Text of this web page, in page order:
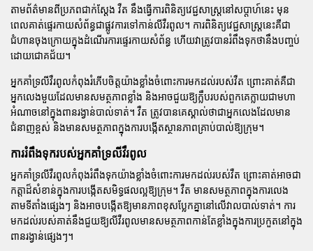
តាមព័ត៌មានពីប្រភពជាក់ស្តែង វឺត នឹងធ្វើការពិនិត្យវេជ្ជសាស្ត្រនៅសប្តាហ៍នេះ មុន
ពេលគាត់ផ្ទេរកាយសំព័ន្ធជាផ្លូវការទៅកាន់លីវឺរពូល។ ការពិនិត្យវេជ្ជសាស្ត្រនេះគឺជា
ជំហានចុងក្រោយក្នុងដំណើរការផ្ទេរកាយសំព័ន្ធ ហើយវាត្រូវបានរំពឹងទុកថានឹងបញ្ចប់
ដោយជោគជ័យ។
អ្នកគាំទ្រលីវឺរពូលកំពុងរំភើបចិត្តយ៉ាងខ្លាំងចំពោះការមកដល់របស់វឺត ព្រោះគាត់គឺជា
អ្នកលេងមួយដែលមានសមត្ថភាពខ្លាំង និងអាចជួយឱ្យក្លឹបរបស់ពួកគេក្លាយជាមហា
អំណាចនៅក្នុងពានរង្វាន់បាល់ទាត់។ វឺត ត្រូវបានគេស្គាល់ថាជាអ្នកលេងដែលមាន
ជំនាញខ្ពស់ និងមានសមត្ថភាពក្នុងការបង្កើតស្ថានភាពគ្រាប់បាល់ឱ្យក្រុម។
ការរំពឹងទុករបស់អ្នកគាំទ្រលីវឺរពូល
អ្នកគាំទ្រលីវឺរពូលកំពុងរំពឹងទុកយ៉ាងខ្លាំងចំពោះការមកដល់របស់វឺត ព្រោះគាត់អាចជា
កត្តាដ៏សំខាន់ក្នុងការបង្កើតសមិទ្ធផលល្អឱ្យក្រុម។ វឺត មានសមត្ថភាពក្នុងការលេង
តាមទីតាំងផ្សេងៗ និងអាចបង្កើតឱ្យមានភាពខុសប្លែកគ្នានៅលើវាលបាល់ទាត់។ ការ
មកដល់របស់គាត់នឹងជួយឱ្យលីវឺរពូលមានសមត្ថភាពកាន់តែខ្លាំងក្នុងការប្រកួតនៅក្នុង
ពានរង្វាន់ផ្សេងៗ។